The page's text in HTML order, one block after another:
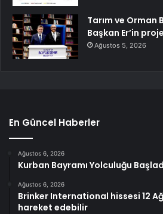
Tarım ve Orman
Başkan Er’in
Ağustos 5, 2026
En Güncel Haberler
Ağustos 6, 2026
Kurban Bayramı Yolculuğu
Ağustos 6, 2026
Brinker International hissesi 12
hareket edebilir